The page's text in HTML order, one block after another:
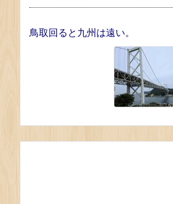
鳥取回ると九州は遠い。